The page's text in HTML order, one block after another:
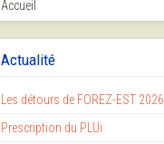
Accueil
Actualité
Les détours de FOREZ-EST 2026
Prescription du PLUi